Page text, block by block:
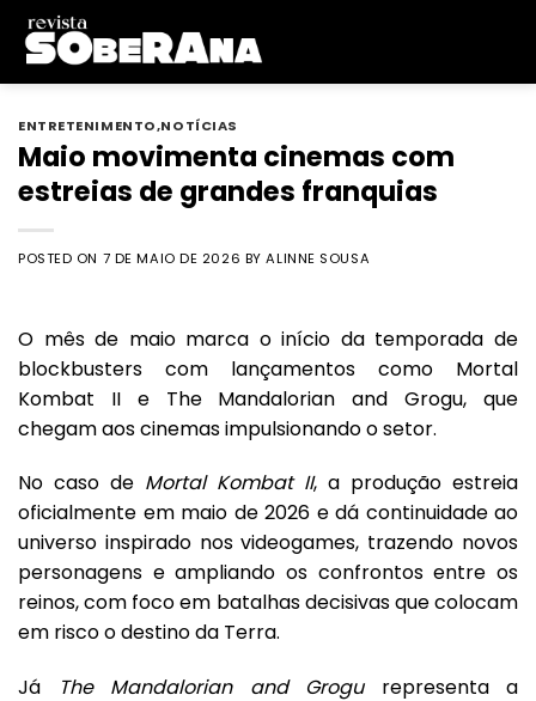
Skip
content
ENTRETENIMENTO,NOTÍCIAS
Maio movimenta cinemas com
estreias de grandes franquias
POSTED ON 7 DE MAIO DE 2026 BYALINNE SOUSA
O mês de maio marca o início da temporada de
blockbusters com lançamentos como Mortal
Kombat IIe The Mandalorian and Grogu, que
chegam aos cinemas impulsionando o setor.
No caso de Mortal Kombat II, a produção estreia
oficialmente em maio de 2026 e dá continuidade ao
universo inspirado nos videogames, trazendo novos
personagens e ampliando os confrontos entre os
reinos, com foco em batalhas decisivas que colocam
em risco o destino da Terra.
Já
The Mandalorian and Grogurepresenta a